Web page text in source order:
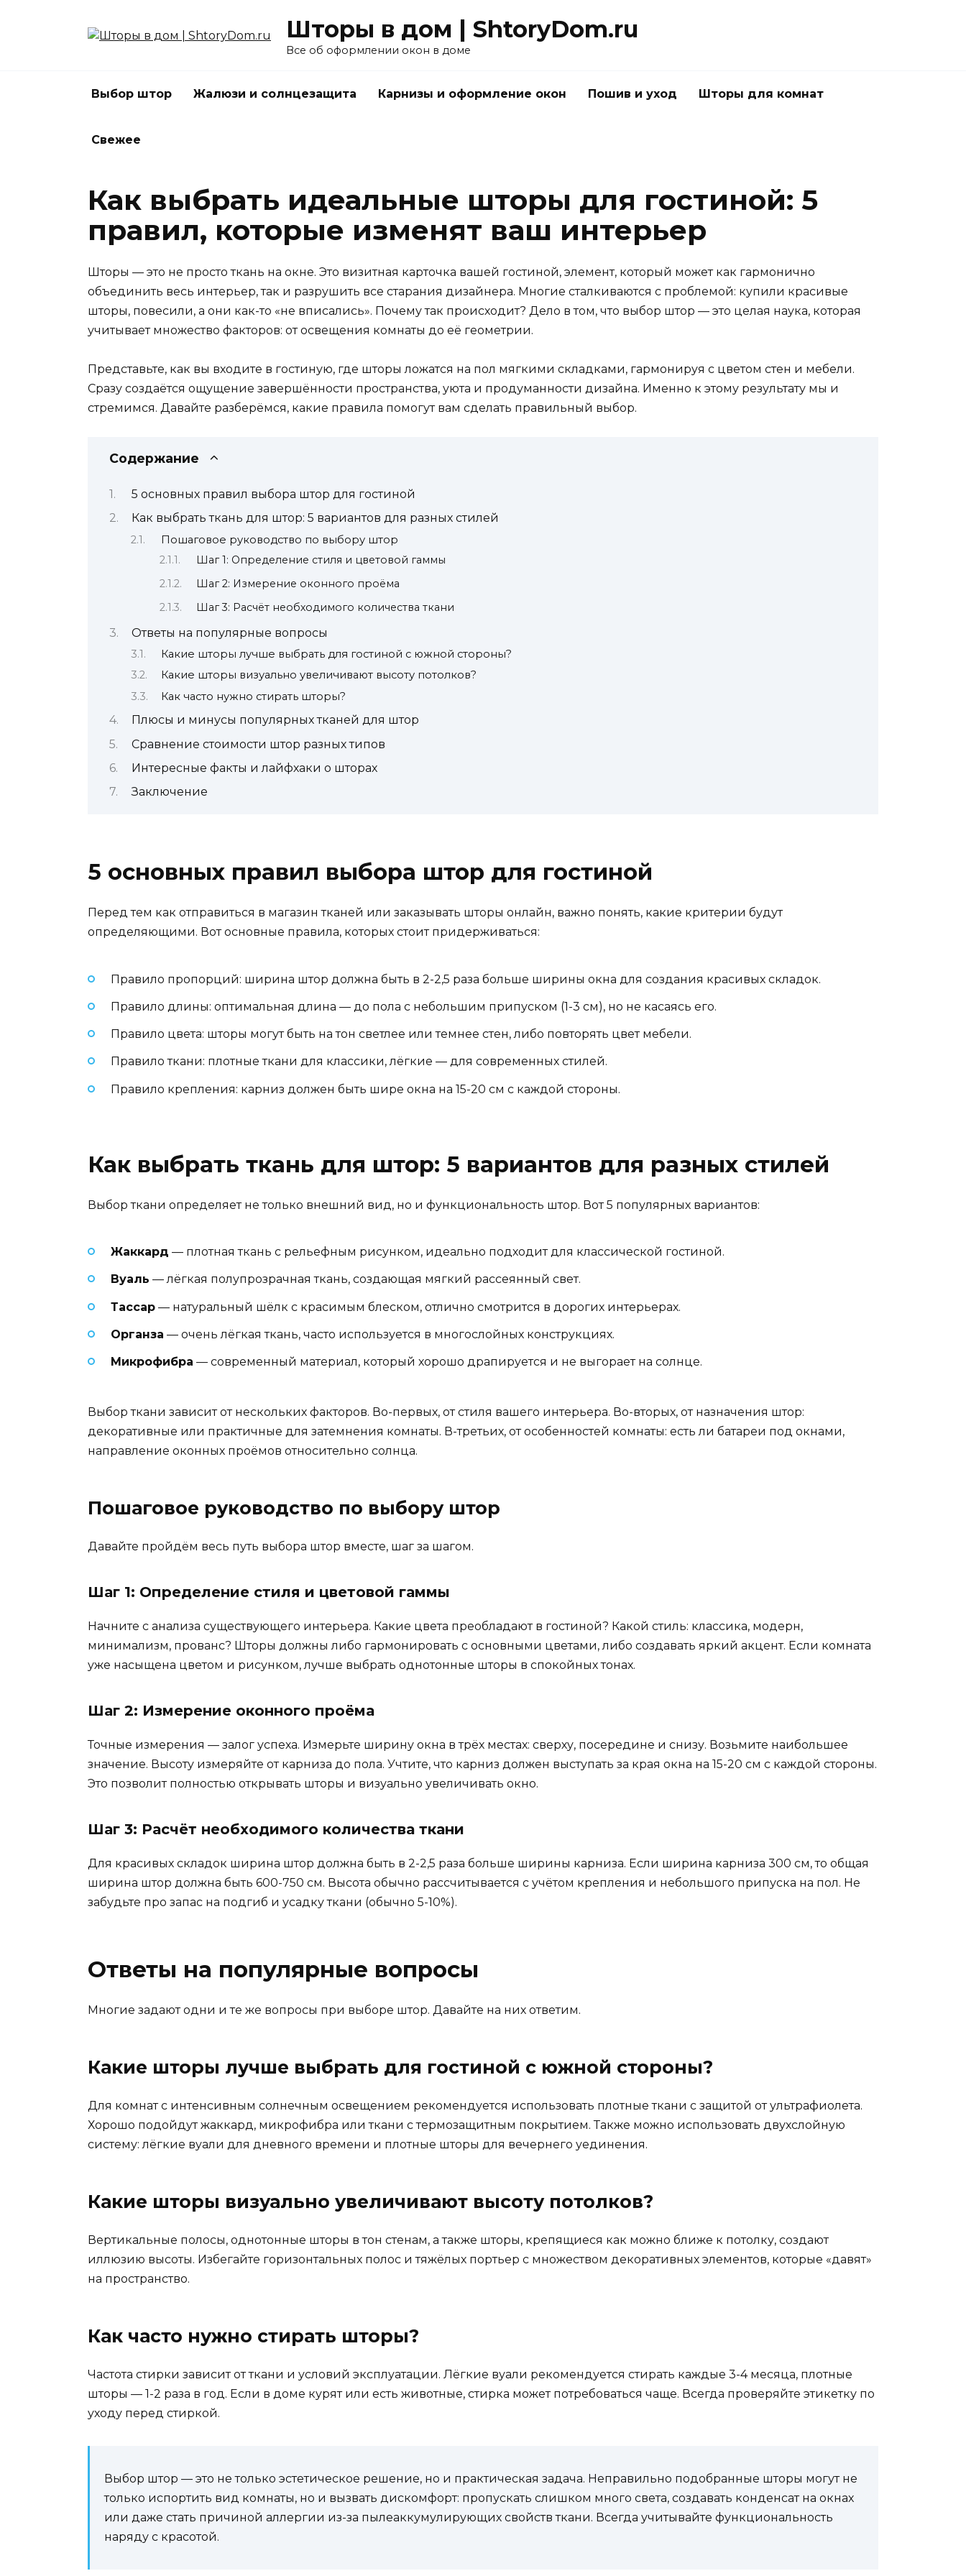
Шторы в дом | ShtoryDom.ru
Все об оформлении окон в доме
Выбор штор Жалюзи и солнцезащита Карнизы и оформление окон Пошив и уход Шторы для комнат
Свежее
Как выбрать идеальные шторы для гостиной: 5
правил, которые изменят ваш интерьер
Шторы — это не просто ткань на окне. Это визитная карточка вашей гостиной, элемент, который может как гармонично
объединить весь интерьер, так и разрушить все старания дизайнера. Многие сталкиваются с проблемой: купили красивые
шторы, повесили, а они как-то «не вписались». Почему так происходит? Дело в том, что выбор штор — это целая наука, которая
учитывает множество факторов: от освещения комнаты до её геометрии.
Представьте, как вы входите в гостиную, где шторы ложатся на пол мягкими складками, гармонируя с цветом стен и мебели.
Сразу создаётся ощущение завершённости пространства, уюта и продуманности дизайна. Именно к этому результату мы и
стремимся. Давайте разберёмся, какие правила помогут вам сделать правильный выбор.
Содержание
5 основных правил выбора штор для гостиной
Как выбрать ткань для штор: 5 вариантов для разных стилей
Пошаговое руководство по выбору штор
Шаг 1: Определение стиля и цветовой гаммы
Шаг 2: Измерение оконного проёма
Шаг 3: Расчёт необходимого количества ткани
Ответы на популярные вопросы
Какие шторы лучше выбрать для гостиной с южной стороны?
Какие шторы визуально увеличивают высоту потолков?
Как часто нужно стирать шторы?
Плюсы и минусы популярных тканей для штор
Сравнение стоимости штор разных типов
Интересные факты и лайфхаки о шторах
Заключение
5 основных правил выбора штор для гостиной
Перед тем как отправиться в магазин тканей или заказывать шторы онлайн, важно понять, какие критерии будут
определяющими. Вот основные правила, которых стоит придерживаться:
Правило пропорций: ширина штор должна быть в 2-2,5 раза больше ширины окна для создания красивых складок.
Правило длины: оптимальная длина — до пола с небольшим припуском (1-3 см), но не касаясь его.
Правило цвета: шторы могут быть на тон светлее или темнее стен, либо повторять цвет мебели.
Правило ткани: плотные ткани для классики, лёгкие — для современных стилей.
Правило крепления: карниз должен быть шире окна на 15-20 см с каждой стороны.
Как выбрать ткань для штор: 5 вариантов для разных стилей
Выбор ткани определяет не только внешний вид, но и функциональность штор. Вот 5 популярных вариантов:
Жаккард — плотная ткань с рельефным рисунком, идеально подходит для классической гостиной.
Вуаль — лёгкая полупрозрачная ткань, создающая мягкий рассеянный свет.
Тассар — натуральный шёлк с красимым блеском, отлично смотрится в дорогих интерьерах.
Органза — очень лёгкая ткань, часто используется в многослойных конструкциях.
Микрофибра — современный материал, который хорошо драпируется и не выгорает на солнце.
Выбор ткани зависит от нескольких факторов. Во-первых, от стиля вашего интерьера. Во-вторых, от назначения штор:
декоративные или практичные для затемнения комнаты. В-третьих, от особенностей комнаты: есть ли батареи под окнами,
направление оконных проёмов относительно солнца.
Пошаговое руководство по выбору штор
Давайте пройдём весь путь выбора штор вместе, шаг за шагом.
Шаг 1: Определение стиля и цветовой гаммы
Начните с анализа существующего интерьера. Какие цвета преобладают в гостиной? Какой стиль: классика, модерн,
минимализм, прованс? Шторы должны либо гармонировать с основными цветами, либо создавать яркий акцент. Если комната
уже насыщена цветом и рисунком, лучше выбрать однотонные шторы в спокойных тонах.
Шаг 2: Измерение оконного проёма
Точные измерения — залог успеха. Измерьте ширину окна в трёх местах: сверху, посередине и снизу. Возьмите наибольшее
значение. Высоту измеряйте от карниза до пола. Учтите, что карниз должен выступать за края окна на 15-20 см с каждой стороны.
Это позволит полностью открывать шторы и визуально увеличивать окно.
Шаг 3: Расчёт необходимого количества ткани
Для красивых складок ширина штор должна быть в 2-2,5 раза больше ширины карниза. Если ширина карниза 300 см, то общая
ширина штор должна быть 600-750 см. Высота обычно рассчитывается с учётом крепления и небольшого припуска на пол. Не
забудьте про запас на подгиб и усадку ткани (обычно 5-10%).
Ответы на популярные вопросы
Многие задают одни и те же вопросы при выборе штор. Давайте на них ответим.
Какие шторы лучше выбрать для гостиной с южной стороны?
Для комнат с интенсивным солнечным освещением рекомендуется использовать плотные ткани с защитой от ультрафиолета.
Хорошо подойдут жаккард, микрофибра или ткани с термозащитным покрытием. Также можно использовать двухслойную
систему: лёгкие вуали для дневного времени и плотные шторы для вечернего уединения.
Какие шторы визуально увеличивают высоту потолков?
Вертикальные полосы, однотонные шторы в тон стенам, а также шторы, крепящиеся как можно ближе к потолку, создают
иллюзию высоты. Избегайте горизонтальных полос и тяжёлых портьер с множеством декоративных элементов, которые «давят»
на пространство.
Как часто нужно стирать шторы?
Частота стирки зависит от ткани и условий эксплуатации. Лёгкие вуали рекомендуется стирать каждые 3-4 месяца, плотные
шторы — 1-2 раза в год. Если в доме курят или есть животные, стирка может потребоваться чаще. Всегда проверяйте этикетку по
уходу перед стиркой.
Выбор штор — это не только эстетическое решение, но и практическая задача. Неправильно подобранные шторы могут не
только испортить вид комнаты, но и вызвать дискомфорт: пропускать слишком много света, создавать конденсат на окнах
или даже стать причиной аллергии из-за пылеаккумулирующих свойств ткани. Всегда учитывайте функциональность
наряду с красотой.